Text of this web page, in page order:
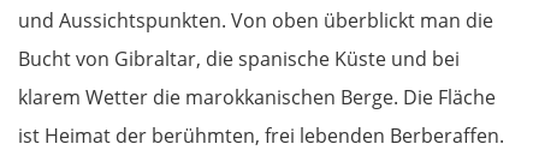
und Aussichtspunkten. Von oben überblickt man die
Bucht von Gibraltar, die spanische Küste und bei
klarem Wetter die marokkanischen Berge. Die Fläche
ist Heimat der berühmten, frei lebenden Berberaffen.